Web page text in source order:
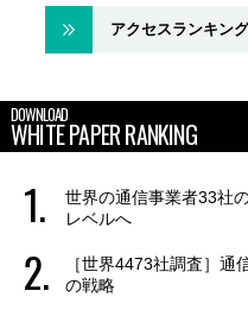
アクセスランキン
DOWNLOAD
WHITE PAPER RANKING
世界の通信事業者33社
レベルへ
［世界4473社調査］通
の戦略